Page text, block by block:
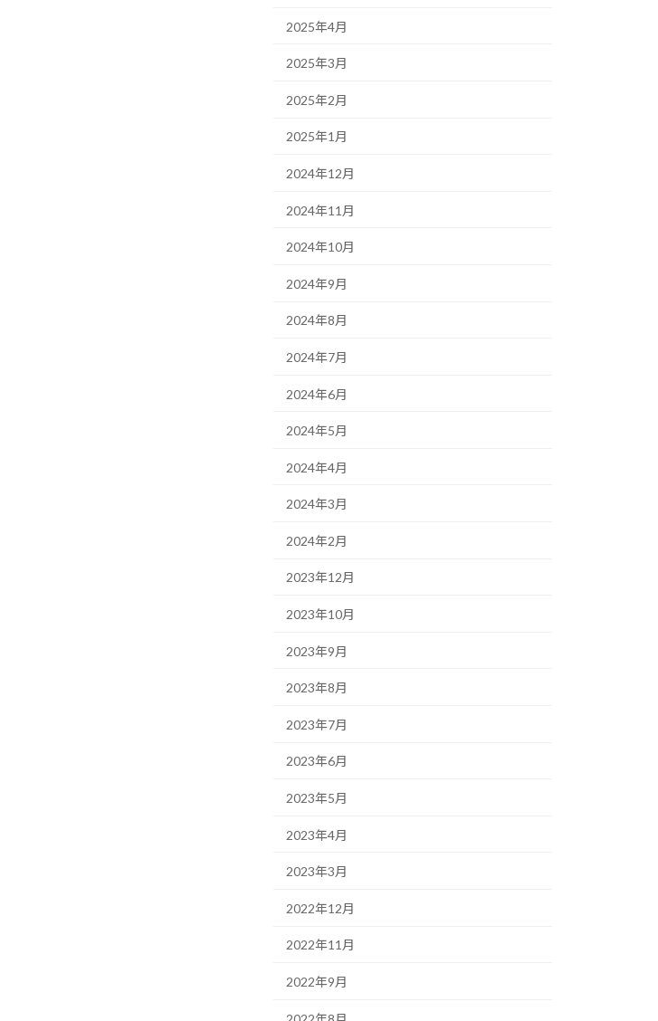
2025年4月
2025年3月
2025年2月
2025年1月
2024年12月
2024年11月
2024年10月
2024年9月
2024年8月
2024年7月
2024年6月
2024年5月
2024年4月
2024年3月
2024年2月
2023年12月
2023年10月
2023年9月
2023年8月
2023年7月
2023年6月
2023年5月
2023年4月
2023年3月
2022年12月
2022年11月
2022年9月